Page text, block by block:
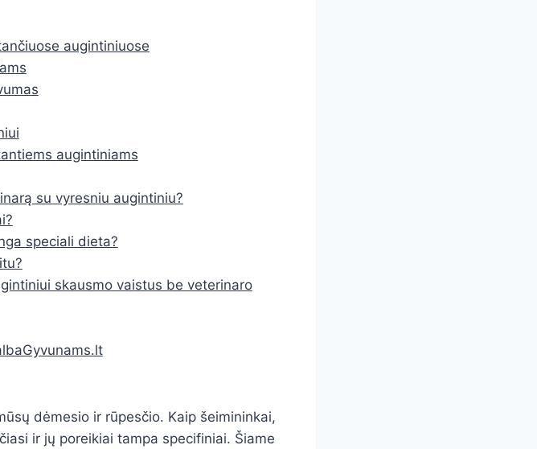
augintiniuose
augintiniams
su vyresniu augintiniu?
speciali dieta?
skausmo vaistus be veterinaro
dėmesio ir rūpesčio. Kaip šeimininkai,
ir jų poreikiai tampa specifiniai. Šiame